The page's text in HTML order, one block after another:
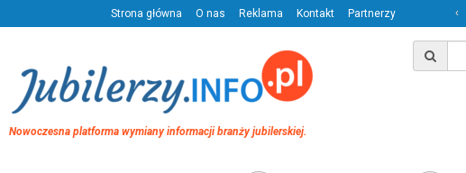
Strona główna O nas Reklama Kontakt Partnerzy ‹
Nowoczesna platforma wymiany informacji branży jubilerskiej.